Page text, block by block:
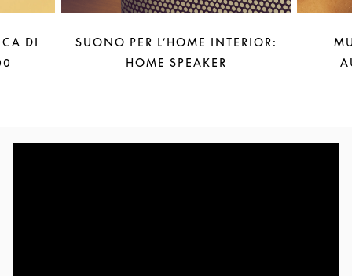
DI
SUONO PER L’HOME INTERIOR:
HOME SPEAKER